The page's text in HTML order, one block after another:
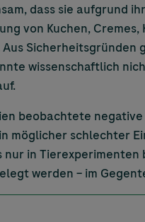
dass sie aufgrund
von Kuchen,
Sicherheitsgründen
wissenschaftlich
beobachtete
möglicher schlechter
nur in Tierexperimenten
werden – im